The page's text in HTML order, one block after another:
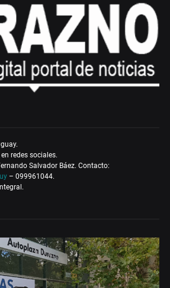
redes sociales.
Salvador Báez. Contacto:
– 099961044.